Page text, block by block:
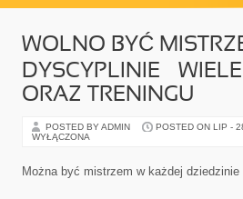
WOLNO BYĆ
DYSCYPLINIE –
ORAZ TRENINGU
POSTED BY ADMIN POSTED ON LIP -
WYŁĄCZONA
Można być mistrzem w każdej